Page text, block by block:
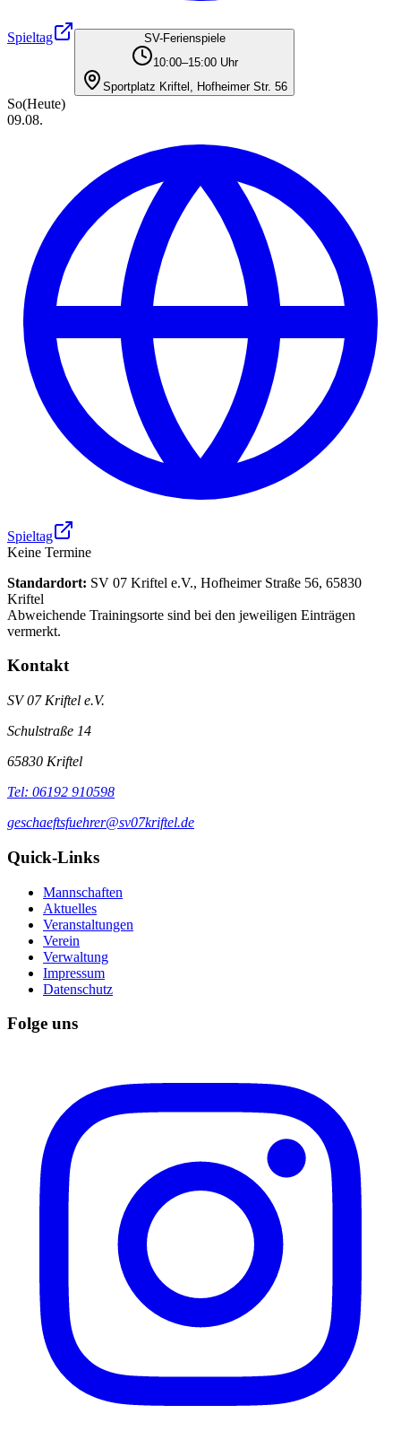
Spieltag
SV-Ferienspiele
10:00–15:00 Uhr
Sportplatz Kriftel, Hofheimer Str. 56
So(Heute)
09.08.
Spieltag
Keine Termine
Standardort: SV 07 Kriftel e.V., Hofheimer Straße 56, 65830
Kriftel
Abweichende Trainingsorte sind bei den jeweiligen Einträgen
vermerkt.
Kontakt
SV 07 Kriftel e.V.
Schulstraße 14
65830 Kriftel
Tel: 06192 910598
geschaeftsfuehrer@sv07kriftel.de
Quick-Links
Mannschaften
Aktuelles
Veranstaltungen
Verein
Verwaltung
Impressum
Datenschutz
Folge uns